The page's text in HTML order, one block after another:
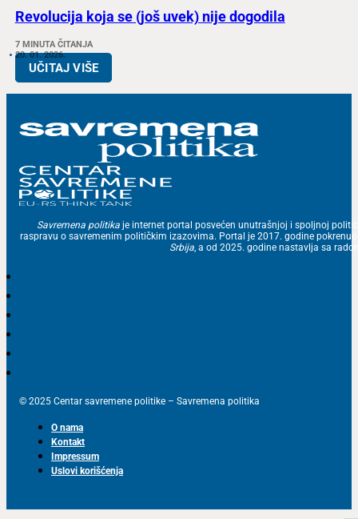
Revolucija koja se (još uvek) nije dogodila
7 MINUTA ČITANJA
20. 01. 2026.
UČITAJ VIŠE
Savremena politika je internet portal posvećen unutrašnjoj i spoljnoj
raspravu o savremenim političkim izazovima. Portal je 2017. godine
Srbija , a od 2025. godine nastavlja sa
© 2025 Centar savremene politike – Savremena politika
O nama
Kontakt
Impressum
Uslovi korišćenja